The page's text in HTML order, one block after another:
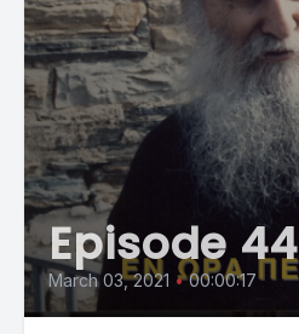
Episode 44
March 03, 2021 • 00:00:17